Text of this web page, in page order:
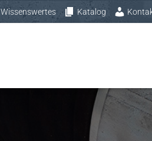
Wissenswertes Katalog